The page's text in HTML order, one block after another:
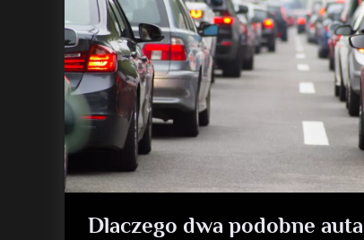
Dlaczego dwa podobne auta